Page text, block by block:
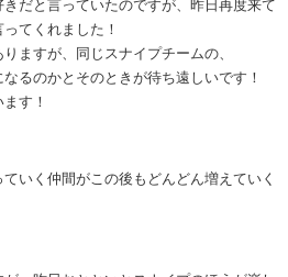
だと言っていたのですが、昨日再度来て
てくれました！
ますが、同じスナイプチームの、
るのかとそのときが待ち遠しいです！
す！
いく仲間がこの後もどんどん増えていく